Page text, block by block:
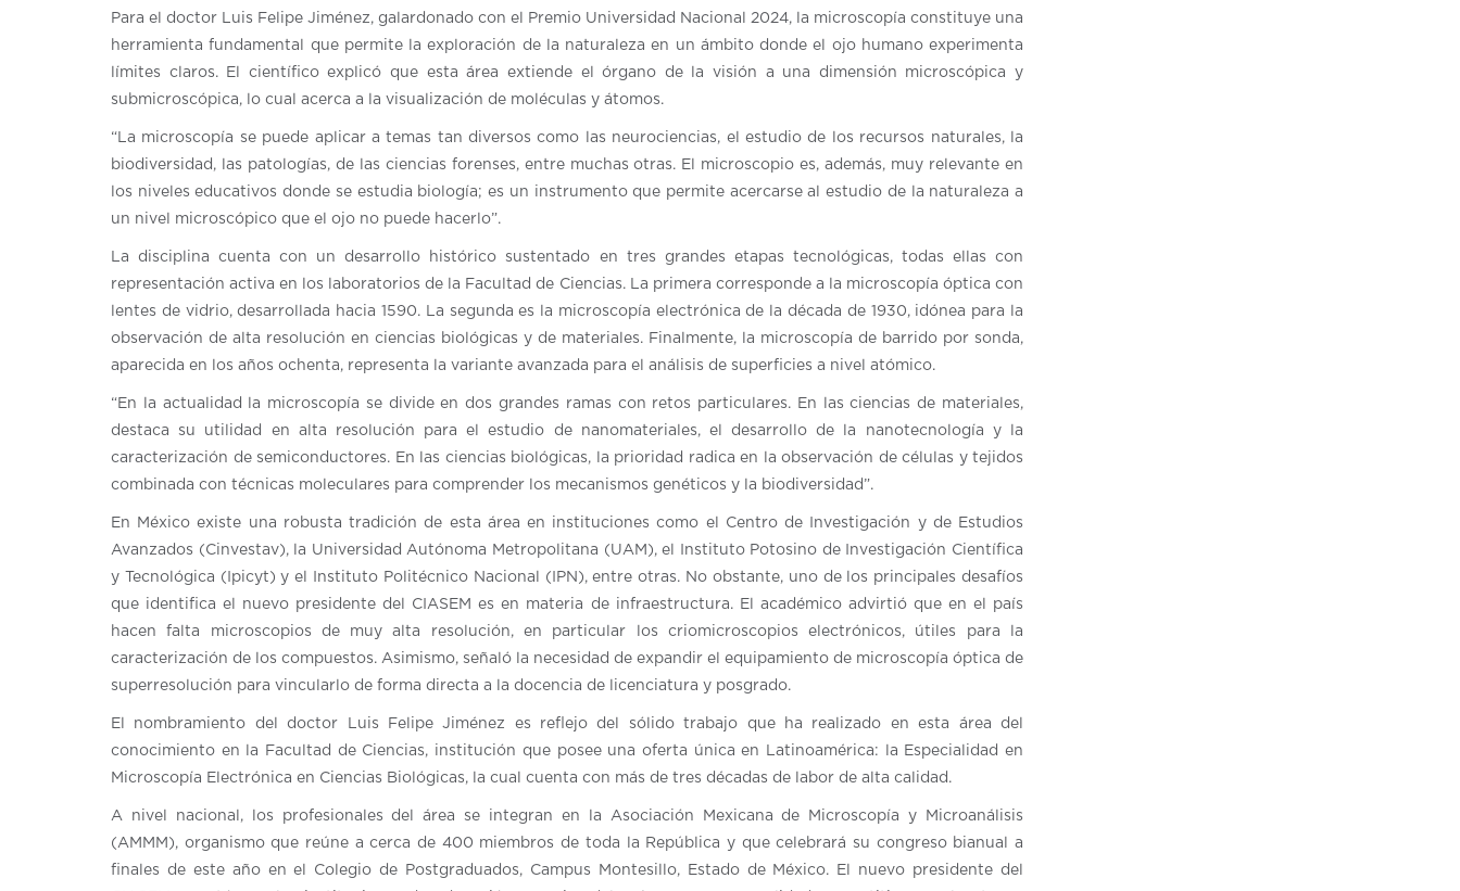
Para el doctor Luis Felipe Jiménez, galardonado con el Premio Universidad Nacional 2024, la microscopía constituye una
herramienta fundamental que permite la exploración de la naturaleza en un ámbito donde el ojo humano experimenta
límites claros. El científico explicó que esta área extiende el órgano de la visión a una dimensión microscópica y
submicroscópica, lo cual acerca a la visualización de moléculas y átomos.
“La microscopía se puede aplicar a temas tan diversos como las neurociencias, el estudio de los recursos naturales, la
biodiversidad, las patologías, de las ciencias forenses, entre muchas otras. El microscopio es, además, muy relevante en
los niveles educativos donde se estudia biología; es un instrumento que permite acercarse al estudio de la naturaleza a
un nivel microscópico que el ojo no puede hacerlo”.
La disciplina cuenta con un desarrollo histórico sustentado en tres grandes etapas tecnológicas, todas ellas con
representación activa en los laboratorios de la Facultad de Ciencias. La primera corresponde a la microscopía óptica con
lentes de vidrio, desarrollada hacia 1590. La segunda es la microscopía electrónica de la década de 1930, idónea para la
observación de alta resolución en ciencias biológicas y de materiales. Finalmente, la microscopía de barrido por sonda,
aparecida en los años ochenta, representa la variante avanzada para el análisis de superficies a nivel atómico.
“En la actualidad la microscopía se divide en dos grandes ramas con retos particulares. En las ciencias de materiales,
destaca su utilidad en alta resolución para el estudio de nanomateriales, el desarrollo de la nanotecnología y la
caracterización de semiconductores. En las ciencias biológicas, la prioridad radica en la observación de células y tejidos
combinada con técnicas moleculares para comprender los mecanismos genéticos y la biodiversidad”.
En México existe una robusta tradición de esta área en instituciones como el Centro de Investigación y de Estudios
Avanzados (Cinvestav), la Universidad Autónoma Metropolitana (UAM), el Instituto Potosino de Investigación Científica
y Tecnológica (Ipicyt) y el Instituto Politécnico Nacional (IPN), entre otras. No obstante, uno de los principales desafíos
que identifica el nuevo presidente del CIASEM es en materia de infraestructura. El académico advirtió que en el país
hacen falta microscopios de muy alta resolución, en particular los criomicroscopios electrónicos, útiles para la
caracterización de los compuestos. Asimismo, señaló la necesidad de expandir el equipamiento de microscopía óptica de
superresolución para vincularlo de forma directa a la docencia de licenciatura y posgrado.
El nombramiento del doctor Luis Felipe Jiménez es reflejo del sólido trabajo que ha realizado en esta área del
conocimiento en la Facultad de Ciencias, institución que posee una oferta única en Latinoamérica: la Especialidad en
Microscopía Electrónica en Ciencias Biológicas, la cual cuenta con más de tres décadas de labor de alta calidad.
A nivel nacional, los profesionales del área se integran en la Asociación Mexicana de Microscopía y Microanálisis
(AMMM), organismo que reúne a cerca de 400 miembros de toda la República y que celebrará su congreso bianual a
finales de este año en el Colegio de Postgraduados, Campus Montesillo, Estado de México. El nuevo presidente del